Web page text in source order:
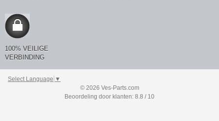
100% VEILIGE
VERBINDING
Select Language ▼
© 2026 Ves-Parts.com
Beoordeling door klanten: 8.8 / 10